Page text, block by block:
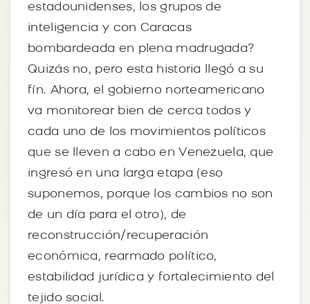
estadounidenses, los grupos de
inteligencia y con Caracas
bombardeada en plena madrugada?
Quizás no, pero esta historia llegó a su
fín. Ahora, el gobierno norteamericano
va monitorear bien de cerca todos y
cada uno de los movimientos políticos
que se lleven a cabo en Venezuela, que
ingresó en una larga etapa (eso
suponemos, porque los cambios no son
de un día para el otro), de
reconstrucción/recuperación
económica, rearmado político,
estabilidad jurídica y fortalecimiento del
tejido social.